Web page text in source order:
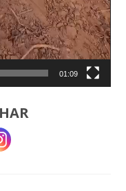
01:09